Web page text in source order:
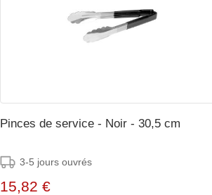
Pinces de service - Noir - 30,5 cm
3-5 jours ouvrés
15,82 €